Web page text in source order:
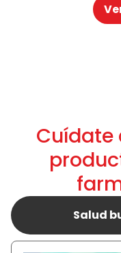
Cuídate
Salud